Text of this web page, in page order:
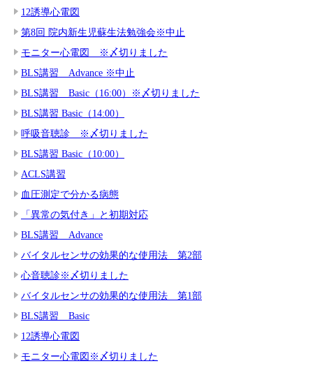
12誘導心電図
第8回 院内新生児蘇生法勉強会※中止
モニター心電図 ※〆切りました
BLS講習 Advance ※中止
BLS講習 Basic（16:00）※〆切りました
BLS講習 Basic（14:00）
呼吸音聴診 ※〆切りました
BLS講習 Basic（10:00）
ACLS講習
血圧測定で分かる病態
「異常の気付き」と初期対応
BLS講習 Advance
バイタルセンサの効果的な使用法 第2部
心音聴診※〆切りました
バイタルセンサの効果的な使用法 第1部
BLS講習 Basic
12誘導心電図
モニター心電図※〆切りました